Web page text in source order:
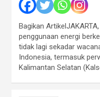
Bagikan
penggunaan energi
tidak lagi sekadar
Indonesia, termasuk
Kalimantan Selatan